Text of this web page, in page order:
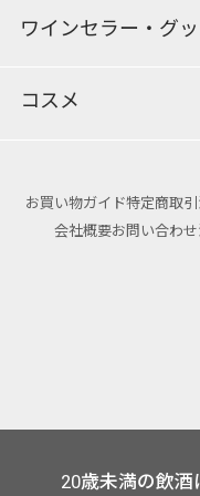
ワインセラー・グ
コスメ
お買い物ガイド特定商取
会社概要お問い合わせ
20歳未満の飲酒